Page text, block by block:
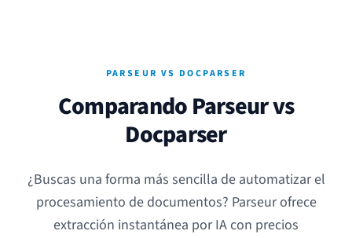
PARSEUR VS DOCPARSER
Comparando Parseur vs
Docparser
¿Buscas una forma más sencilla de automatizar el
procesamiento de documentos? Parseur ofrece
extracción instantánea por IA con precios